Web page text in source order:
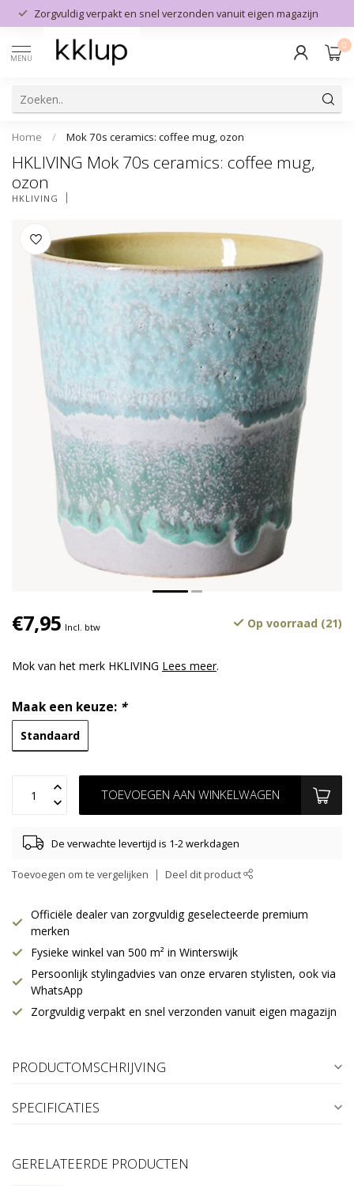
Zorgvuldig verpakt en snel verzonden vanuit eigen magazijn
MENU
0
Home / Mok 70s ceramics: coffee mug, ozon
HKLIVING Mok 70s ceramics: coffee mug,
ozon
HKLIVING
€7,95 Incl. btw Op voorraad (21)
Mok van het merk HKLIVING Lees meer.
Maak een keuze: *
Standaard
TOEVOEGEN AAN WINKELWAGEN
De verwachte levertijd is 1-2 werkdagen
Toevoegen om te vergelijken Deel dit product
Officiële dealer van zorgvuldig geselecteerde premium
merken
Fysieke winkel van 500 m² in Winterswijk
Persoonlijk stylingadvies van onze ervaren stylisten, ook via
WhatsApp
Zorgvuldig verpakt en snel verzonden vanuit eigen magazijn
PRODUCTOMSCHRIJVING
SPECIFICATIES
GERELATEERDE PRODUCTEN